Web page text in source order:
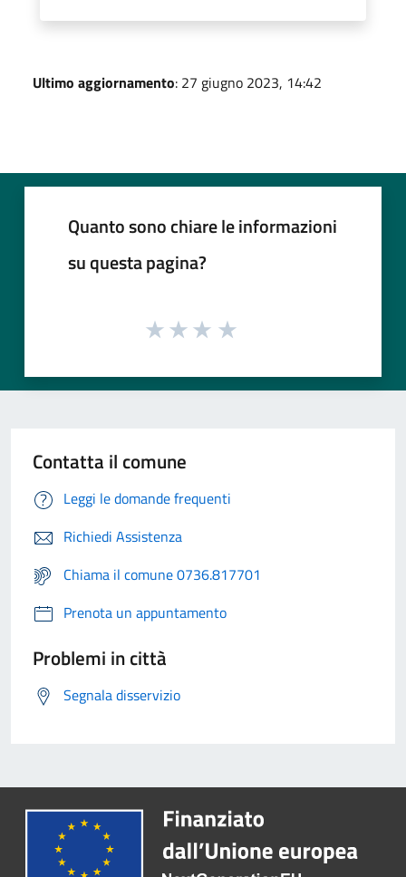
Ultimo aggiornamento: 27 giugno 2023, 14:42
Quanto sono chiare le informazioni
su questa pagina?
Contatta il comune
Leggi le domande frequenti
Richiedi Assistenza
Chiama il comune 0736.817701
Prenota un appuntamento
Problemi in città
Segnala disservizio